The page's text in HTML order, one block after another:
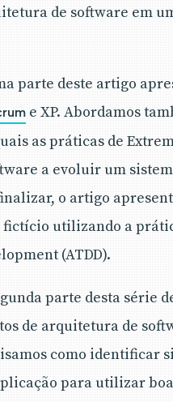
de software em
parte deste artigo
e XP. Abordamos
as práticas de
a evoluir um
o artigo
utilizando a
(ATDD).
parte desta série
de arquitetura de
como identificar
para utilizar